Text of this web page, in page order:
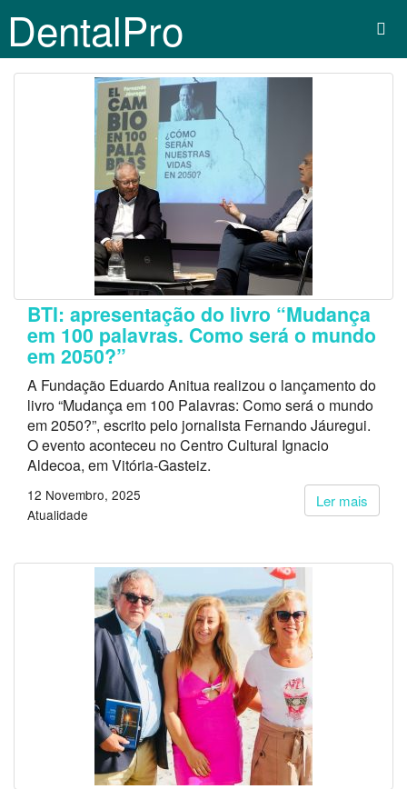
DentalPro
BTI: apresentação do livro “Mudança
em 100 palavras. Como será o mundo
em 2050?”
A Fundação Eduardo Anitua realizou o lançamento do
livro “Mudança em 100 Palavras: Como será o mundo
em 2050?”, escrito pelo jornalista Fernando Jáuregui.
O evento aconteceu no Centro Cultural Ignacio
Aldecoa, em Vitória-Gasteiz.
Ler mais
12 Novembro, 2025
Atualidade